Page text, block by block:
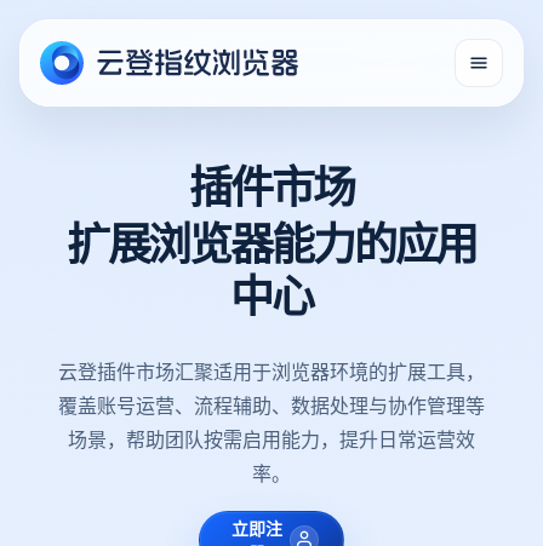
插件市场
扩展浏览器能力的应用
中心
云登插件市场汇聚适用于浏览器环境的扩展工具，
覆盖账号运营、流程辅助、数据处理与协作管理等
场景，帮助团队按需启用能力，提升日常运营效
率。
立即注